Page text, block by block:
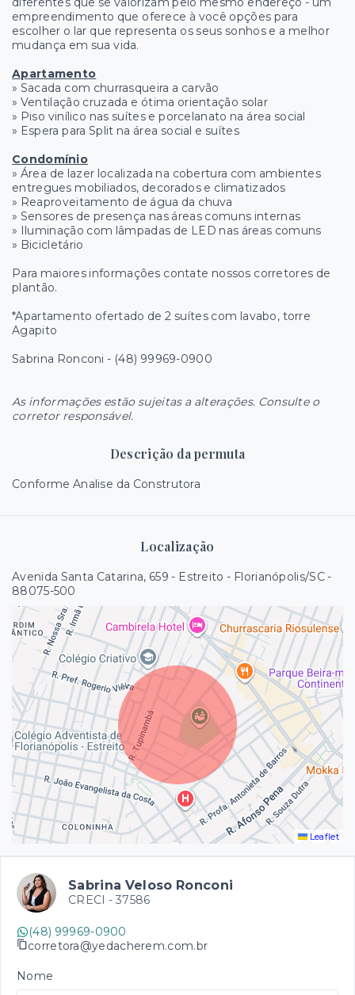
empreendimento que oferece à você opções para
escolher o lar que representa os seus sonhos e a melhor
mudança em sua vida.
Apartamento
» Sacada com churrasqueira a carvão
» Ventilação cruzada e ótima orientação solar
» Piso vinílico nas suítes e porcelanato na área social
» Espera para Split na área social e suítes
Condomínio
» Área de lazer localizada na cobertura com ambientes
entregues mobiliados, decorados e climatizados
» Reaproveitamento de água da chuva
» Sensores de presença nas áreas comuns internas
» Iluminação com lâmpadas de LED nas áreas comuns
» Bicicletário
Para maiores informações contate nossos corretores de
plantão.
*Apartamento ofertado de 2 suítes com lavabo, torre
Agapito
Sabrina Ronconi - (48) 99969-0900
As informações estão sujeitas a alterações. Consulte o
corretor responsável.
Descrição da permuta
Conforme Analise da Construtora
Localização
Avenida Santa Catarina, 659 - Estreito - Florianópolis/SC-
88075-500
Leaflet
Sabrina Veloso Ronconi
CRECI - 37586
(48) 99969-0900
corretora@yedacherem.com.br
Nome